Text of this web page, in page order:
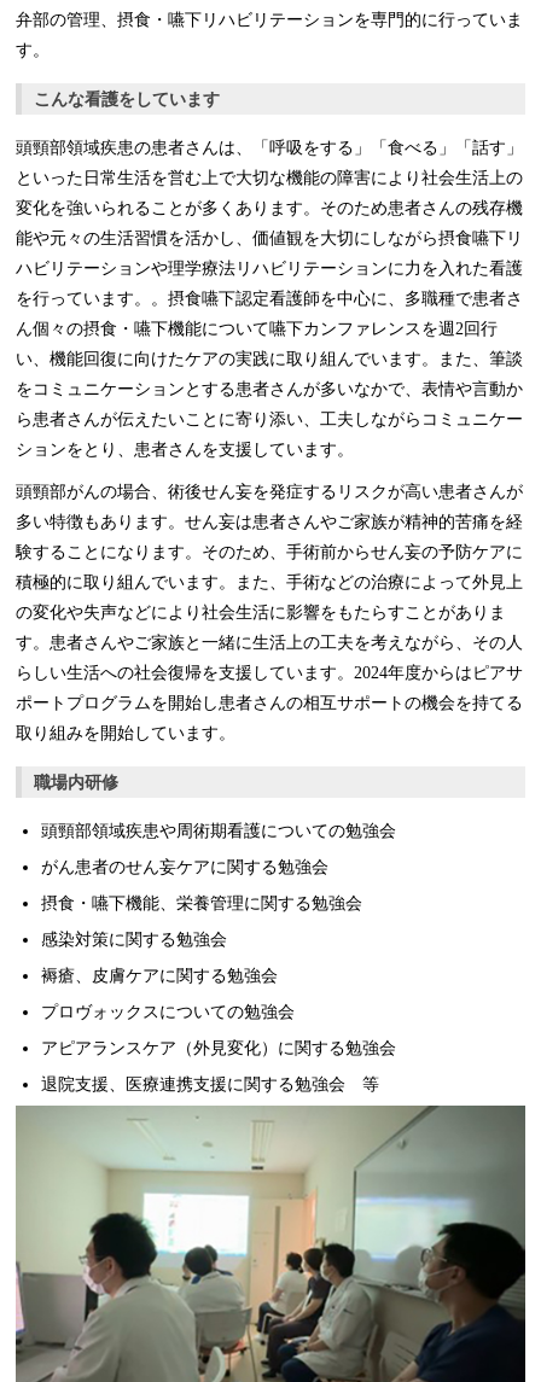
弁部の管理、摂食・嚥下リハビリテーションを専門的に行っていま
す。
こんな看護をしています
頭頸部領域疾患の患者さんは、「呼吸をする」「食べる」「話す」
といった日常生活を営む上で大切な機能の障害により社会生活上の
変化を強いられることが多くあります。そのため患者さんの残存機
能や元々の生活習慣を活かし、価値観を大切にしながら摂食嚥下リ
ハビリテーションや理学療法リハビリテーションに力を入れた看護
を行っています。。摂食嚥下認定看護師を中心に、多職種で患者さ
ん個々の摂食・嚥下機能について嚥下カンファレンスを週2回行
い、機能回復に向けたケアの実践に取り組んでいます。また、筆談
をコミュニケーションとする患者さんが多いなかで、表情や言動か
ら患者さんが伝えたいことに寄り添い、工夫しながらコミュニケー
ションをとり、患者さんを支援しています。
頭頸部がんの場合、術後せん妄を発症するリスクが高い患者さんが
多い特徴もあります。せん妄は患者さんやご家族が精神的苦痛を経
験することになります。そのため、手術前からせん妄の予防ケアに
積極的に取り組んでいます。また、手術などの治療によって外見上
の変化や失声などにより社会生活に影響をもたらすことがありま
す。患者さんやご家族と一緒に生活上の工夫を考えながら、その人
らしい生活への社会復帰を支援しています。2024年度からはピアサ
ポートプログラムを開始し患者さんの相互サポートの機会を持てる
取り組みを開始しています。
職場内研修
頭頸部領域疾患や周術期看護についての勉強会
がん患者のせん妄ケアに関する勉強会
摂食・嚥下機能、栄養管理に関する勉強会
感染対策に関する勉強会
褥瘡、皮膚ケアに関する勉強会
プロヴォックスについての勉強会
アピアランスケア（外見変化）に関する勉強会
退院支援、医療連携支援に関する勉強会 等